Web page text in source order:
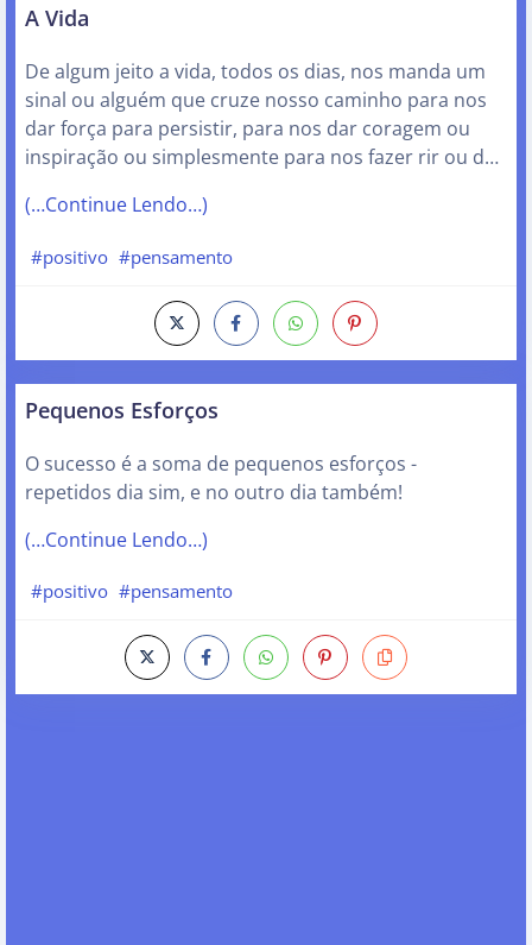
A Vida
De algum jeito a vida, todos os dias, nos manda um
sinal ou alguém que cruze nosso caminho para nos
dar força para persistir, para nos dar coragem ou
inspiração ou simplesmente para nos fazer rir ou d…
(…Continue Lendo…)
#positivo #pensamento
Pequenos Esforços
O sucesso é a soma de pequenos esforços -
repetidos dia sim, e no outro dia também!
(…Continue Lendo…)
#positivo #pensamento